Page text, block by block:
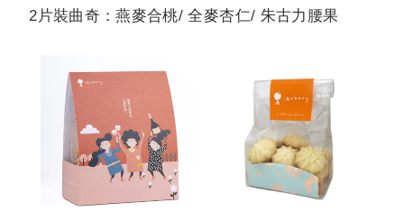
2片裝曲奇：燕麥合桃/ 全麥杏仁/ 朱古力腰果